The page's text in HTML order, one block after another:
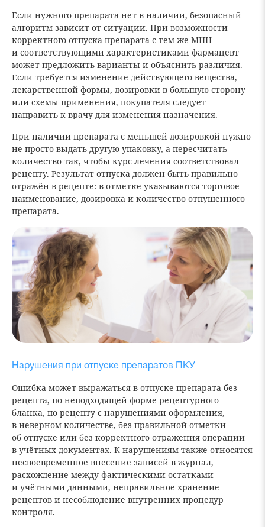
Если нужного препарата нет в наличии, безопасный
алгоритм зависит от ситуации. При возможности
корректного отпуска препарата с тем же МНН
и соответствующими характеристиками фармацевт
может предложить варианты и объяснить различия.
Если требуется изменение действующего вещества,
лекарственной формы, дозировки в большую сторону
или схемы применения, покупателя следует
направить к врачу для изменения назначения.
При наличии препарата с меньшей дозировкой нужно
не просто выдать другую упаковку, а пересчитать
количество так, чтобы курс лечения соответствовал
рецепту. Результат отпуска должен быть правильно
отражён в рецепте: в отметке указываются торговое
наименование, дозировка и количество отпущенного
препарата.
Нарушения при отпуске препаратов ПКУ
Ошибка может выражаться в отпуске препарата без
рецепта, по неподходящей форме рецептурного
бланка, по рецепту с нарушениями оформления,
в неверном количестве, без правильной отметки
об отпуске или без корректного отражения операции
в учётных документах. К нарушениям также относятся
несвоевременное внесение записей в журнал,
расхождение между фактическими остатками
и учётными данными, неправильное хранение
рецептов и несоблюдение внутренних процедур
контроля.